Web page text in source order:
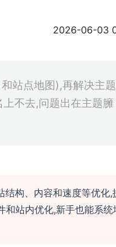
2026-06-03
站点地图),再解决主题
不去,问题出在主题臃
构、内容和速度等优化,
和站内优化,新手也能系统